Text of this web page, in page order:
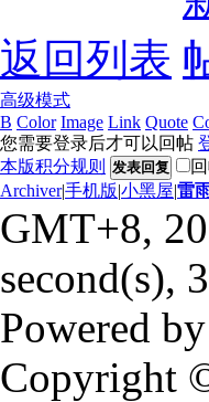
返回列表
高级模式
B Color Image Link Quote
您需要登录后才可以回帖
本版积分规则
发表回复
Archiver|手机版|小黑屋|雷
GMT+8,
second(s),
Powered by
Copyright